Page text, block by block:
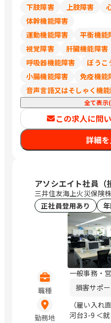
下肢障害
上肢障害
体幹機能障害
運動機能障害
平衡機能
視覚障害
肝臓機能障害
呼吸器機能障害
ぼうこ
小腸機能障害
免疫機能
音声言語又はそしゃく機
全て表示
この求人に問
詳細
アソシエイト社員（
三井住友海上火災保険
正社員登用あり
職種
一般事務・
損害サポ
勤務地
（雇い入れ
河台3-9 ＜